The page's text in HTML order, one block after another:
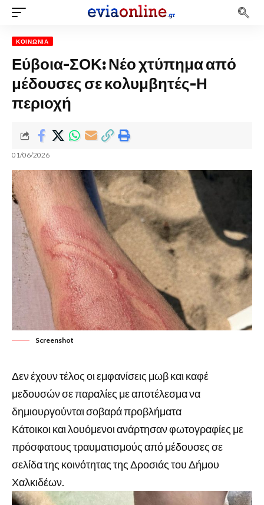
ΚΟΙΝΩΝΊΑ
Εύβοια-ΣΟΚ: Νέο χτύπημα από
μέδουσες σε κολυμβητές-Η
περιοχή
01/06/2026
Screenshot
Δεν έχουν τέλος οι εμφανίσεις μωβ και καφέ
μεδουσών σε παραλίες με αποτέλεσμα να
δημιουργούνται σοβαρά προβλήματα
Κάτοικοι και λουόμενοι ανάρτησαν φωτογραφίες με
πρόσφατους τραυματισμούς από μέδουσες σε
σελίδα της κοινότητας της Δροσιάς του Δήμου
Χαλκιδέων.